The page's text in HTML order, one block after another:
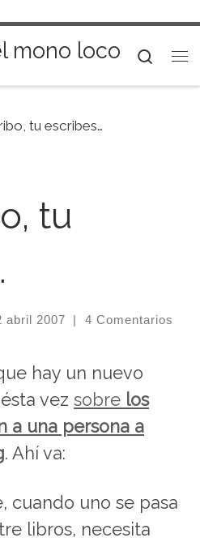
mono loco
tu escribes…
tu
abril 2007 | 4 Comentarios
hay un nuevo
vez sobre los
a una persona a
. Ahí va:
cuando uno se pasa
libros, necesita